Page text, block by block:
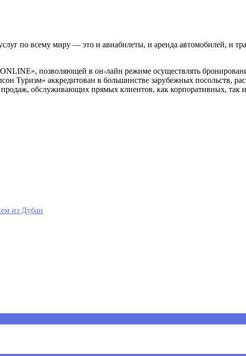
по всему миру — это и авиабилеты, и аренда автомобилей, и
позволяющей в он-лайн режиме осуществлять
Туризм» аккредитован в большинстве зарубежных посольств,
обслуживающих прямых клиентов, как корпоративных, так
из Дубаи